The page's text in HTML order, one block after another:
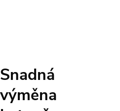
Snadná
výměna